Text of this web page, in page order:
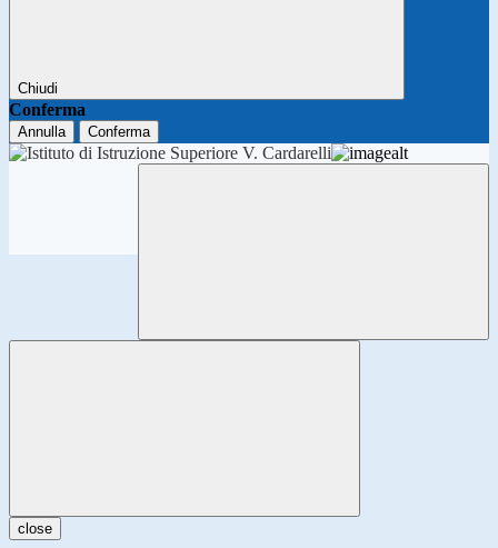
Chiudi
Conferma
Annulla Conferma
close